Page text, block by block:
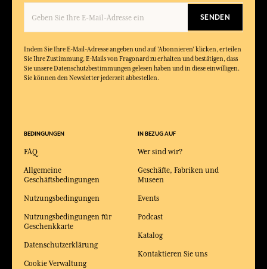
SENDEN
Indem Sie Ihre E-Mail-Adresse angeben und auf 'Abonnieren' klicken, erteilen
Sie Ihre Zustimmung, E-Mails von Fragonard zu erhalten und bestätigen, dass
Sie unsere Datenschutzbestimmungen gelesen haben und in diese einwilligen.
Sie können den Newsletter jederzeit abbestellen.
BEDINGUNGEN
FAQ
Allgemeine
Geschäftsbedingungen
Nutzungsbedingungen
Nutzungsbedingungen für
Geschenkkarte
Datenschutzerklärung
Cookie Verwaltung
IN BEZUG AUF
Wer sind wir?
Geschäfte, Fabriken und
Museen
Events
Podcast
Katalog
Kontaktieren Sie uns